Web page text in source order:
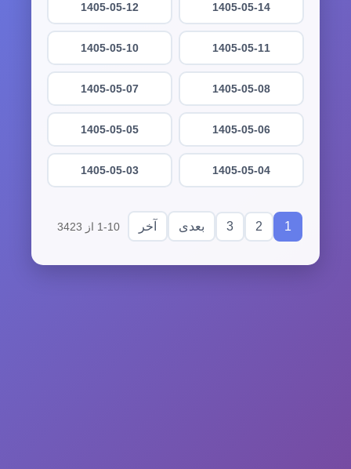
1405-05-14
1405-05-12
1405-05-11
1405-05-10
1405-05-08
1405-05-07
1405-05-06
1405-05-05
1405-05-04
1405-05-03
1
2
3 بعدی آخر 1-10 از 3423